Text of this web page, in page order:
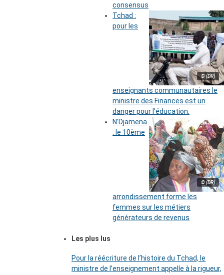
consensus
© (DR)
Tchad :
pour les
enseignants communautaires le
ministre des Finances est un
danger pour l’éducation.
© (DR)
N’Djamena
: le 10ème
arrondissement forme les
femmes sur les métiers
générateurs de revenus
Les plus lus
Pour la réécriture de l’histoire du Tchad, le
ministre de l’enseignement appelle à la rigueur,